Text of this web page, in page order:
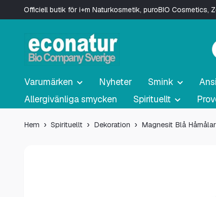
Officiell butik för i+m Naturkosmetik, puroBIO Cosmetics,
Varumärken Nyheter Smink
Allergivänliga smycken
Spirituellt
Hem Spirituellt Dekoration Magnesit Blå